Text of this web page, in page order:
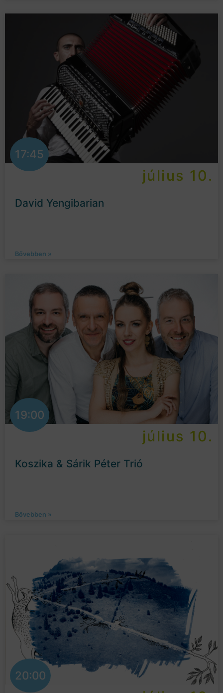
17:45
július 10.
David Yengibarian
Bővebben »
19:00
július 10.
Koszika & Sárik Péter Trió
Bővebben »
20:00